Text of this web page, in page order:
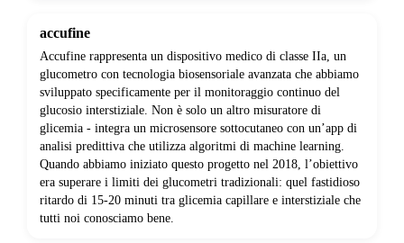
accufine
Accufine rappresenta un dispositivo medico di classe IIa, un
glucometro con tecnologia biosensoriale avanzata che abbiamo
sviluppato specificamente per il monitoraggio continuo del
glucosio interstiziale. Non è solo un altro misuratore di
glicemia - integra un microsensore sottocutaneo con un’app di
analisi predittiva che utilizza algoritmi di machine learning.
Quando abbiamo iniziato questo progetto nel 2018, l’obiettivo
era superare i limiti dei glucometri tradizionali: quel fastidioso
ritardo di 15-20 minuti tra glicemia capillare e interstiziale che
tutti noi conosciamo bene.